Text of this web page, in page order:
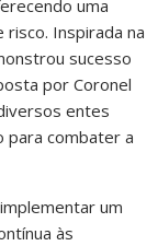
uma
Inspirada na
sucesso
por Coronel
entes
para combater a
um
às